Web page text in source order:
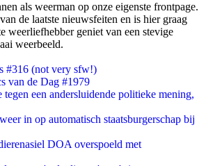
als weerman op onze eigenste frontpage.
de laatste nieuwsfeiten en is hier graag
weerliefhebber geniet van een stevige
weerbeeld.
#316 (not very sfw!)
van de Dag #1979
tegen een andersluidende politieke mening,
in op automatisch staatsburgerschap bij
DOA overspoeld met